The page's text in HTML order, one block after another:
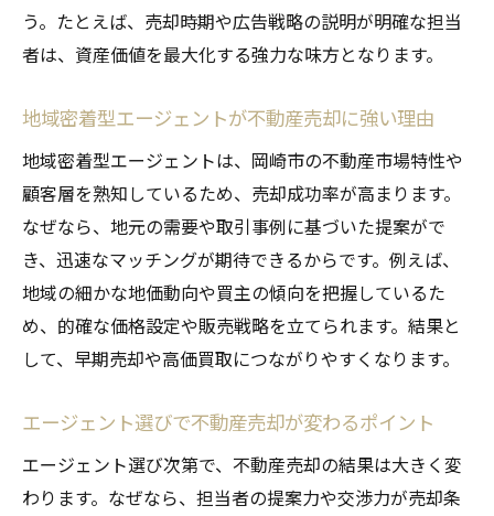
う。たとえば、売却時期や広告戦略の説明が明確な担当
者は、資産価値を最大化する強力な味方となります。
地域密着型エージェントが不動産売却に強い理由
地域密着型エージェントは、岡崎市の不動産市場特性や
顧客層を熟知しているため、売却成功率が高まります。
なぜなら、地元の需要や取引事例に基づいた提案がで
き、迅速なマッチングが期待できるからです。例えば、
地域の細かな地価動向や買主の傾向を把握しているた
め、的確な価格設定や販売戦略を立てられます。結果と
して、早期売却や高価買取につながりやすくなります。
エージェント選びで不動産売却が変わるポイント
エージェント選び次第で、不動産売却の結果は大きく変
わります。なぜなら、担当者の提案力や交渉力が売却条